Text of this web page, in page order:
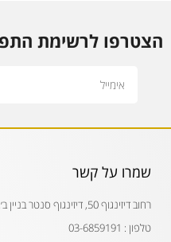
הצטרפו לרשימת
שמרו על קשר
רחוב דיזינגוף 50, דיזינגוף סנטר בניין ב׳, קומה שנייה, תל אביב
טלפון : 03-6859191